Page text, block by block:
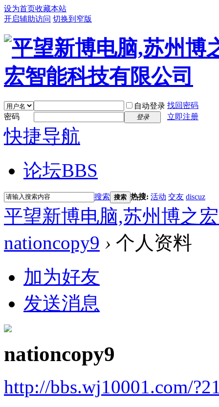
设为首页收藏本站
开启辅助访问 切换到窄版
自动登录 找回密码
密码
登录 立即注册
快捷导航
论坛BBS
搜索 搜索 热搜: 活动 交友 discuz
平望新博电脑,苏州博之
nationcopy9 › 个人资料
加为好友
发送消息
nationcopy9
http://bbs.wj10001.com/